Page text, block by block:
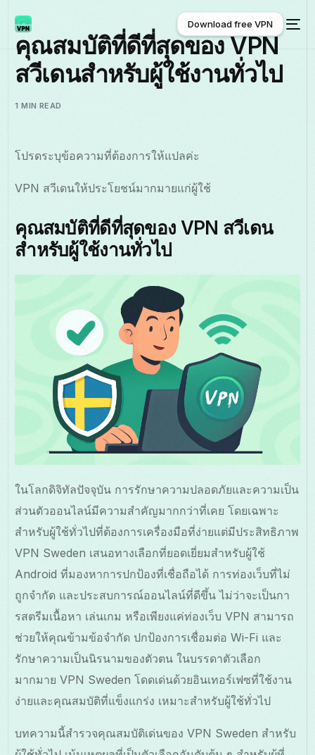
Download free VPN
Download free VPN
คุณสมบัติที่ดีที่สุดของ VPN
สวีเดนสำหรับผู้ใช้งานทั่วไป
1 MIN READ
โปรดระบุข้อความที่ต้องการให้แปลค่ะ
VPN สวีเดนให้ประโยชน์มากมายแก่ผู้ใช้
คุณสมบัติที่ดีที่สุดของ VPN สวีเดน
สำหรับผู้ใช้งานทั่วไป
ในโลกดิจิทัลปัจจุบัน การรักษาความปลอดภัยและความเป็น
ส่วนตัวออนไลน์มีความสำคัญมากกว่าที่เคย โดยเฉพาะ
สำหรับผู้ใช้ทั่วไปที่ต้องการเครื่องมือที่ง่ายแต่มีประสิทธิภาพ
VPN Sweden เสนอทางเลือกที่ยอดเยี่ยมสำหรับผู้ใช้
Android ที่มองหาการปกป้องที่เชื่อถือได้ การท่องเว็บที่ไม่
ถูกจำกัด และประสบการณ์ออนไลน์ที่ดีขึ้น ไม่ว่าจะเป็นกา
รสตรีมเนื้อหา เล่นเกม หรือเพียงแค่ท่องเว็บ VPN สามารถ
ช่วยให้คุณข้ามข้อจำกัด ปกป้องการเชื่อมต่อ Wi-Fi และ
รักษาความเป็นนิรนามของตัวตน ในบรรดาตัวเลือก
มากมาย VPN Sweden โดดเด่นด้วยอินเทอร์เฟซที่ใช้งาน
ง่ายและคุณสมบัติที่แข็งแกร่ง เหมาะสำหรับผู้ใช้ทั่วไป
บทความนี้สำรวจคุณสมบัติเด่นของ VPN Sweden สำหรับ